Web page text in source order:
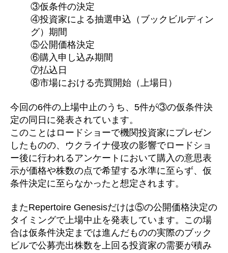
③仮条件の決定
④投資家による抽選申込（ブックビルディン
グ）期間
⑤公開価格決定
⑥購入申し込み期間
⑦払込日
⑧市場における売買開始（上場日）
今回の6件の上場中止のうち、5件が③の仮条件決
定の同日に発表されています。
このことはロードショーで機関投資家にプレゼン
したものの、ウクライナ侵攻の影響でロードショ
ー後に行われるアンケートにおいて購入の意思表
示が価格や株数の点で希望する水準に至らず、仮
条件決定に至らなかったと想定されます。
またRepertoire Genesisだけは⑤の公開価格決定の
タイミングで上場中止を発表しています。この場
合は仮条件決定までは進んだものの実際のブック
ビルで公募売出株数を上回る投資家の需要が積み